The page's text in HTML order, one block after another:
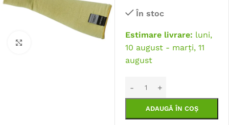
În stoc
Estimare livrare: luni,
10 august - marți, 11
august
ADAUGĂ ÎN COȘ